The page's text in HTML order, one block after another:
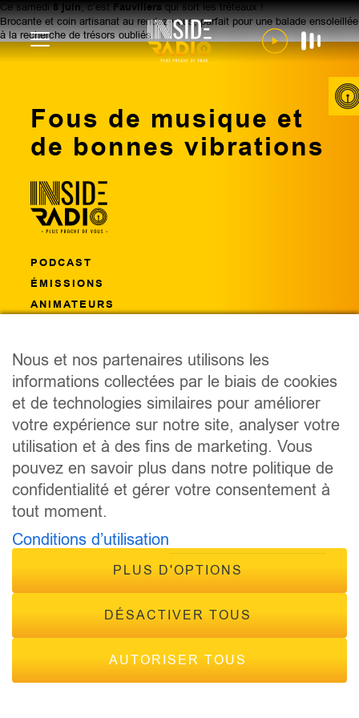
Ce samedi8 juin, c’estFauvillersqui sort les tréteaux !
Brocante et coin artisanat au rendez-vous, parfait pour une balade ensoleillée
à la recherche de trésors oubliés
Fous de musique et
de bonnes vibrations
PODCAST
ÉMISSIONS
ANIMATEURS
CONTACT
FRÉQUENCES
Inside Communication
-Politique de confidentialité
Nous et nos partenaires utilisons les
informations collectées par le biais de cookies
et de technologies similaires pour améliorer
votre expérience sur notre site, analyser votre
utilisation et à des fins de marketing. Vous
pouvez en savoir plus dans notre politique de
confidentialité et gérer votre consentement à
tout moment.
Conditions d’utilisation
PLUS D'OPTIONS
DÉSACTIVER TOUS
AUTORISER TOUS